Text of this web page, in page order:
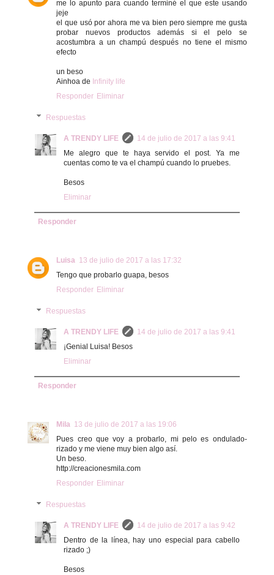
me lo apunto para cuando terminé el que este usando
jeje
el que usó por ahora me va bien pero siempre me gusta
probar nuevos productos además si el pelo se
acostumbra a un champú después no tiene el mismo
efecto
un beso
Ainhoa de Infinity life
Responder Eliminar
Respuestas
A TRENDY LIFE
14 de julio de 2017 a las 9:41
Me alegro que te haya servido el post. Ya me
cuentas como te va el champú cuando lo pruebes.
Besos
Eliminar
Responder
Luisa 13 de julio de 2017 a las 17:32
Tengo que probarlo guapa, besos
Responder Eliminar
Respuestas
A TRENDY LIFE
14 de julio de 2017 a las 9:41
¡Genial Luisa! Besos
Eliminar
Responder
Mila 13 de julio de 2017 a las 19:06
Pues creo que voy a probarlo, mi pelo es ondulado-
rizado y me viene muy bien algo así.
Un beso.
http://creacionesmila.com
Responder Eliminar
Respuestas
A TRENDY LIFE
14 de julio de 2017 a las 9:42
Dentro de la línea, hay uno especial para cabello
rizado ;)
Besos